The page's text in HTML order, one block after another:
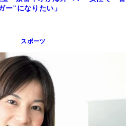
ー"になりたい」
スポーツ